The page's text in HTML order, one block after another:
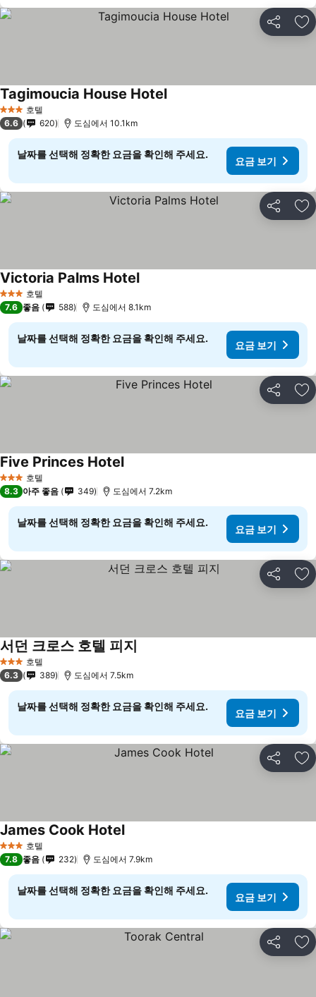
공유 즐
3 성급 호텔
Tagimoucia House Hotel
6.6 620 도심에서 10.1km
날짜를 선택해 정확한 요금을 확인해 주세요.
요금 보기
공유 즐
3 성급 호텔
Victoria Palms Hotel
7.6 좋음 588 도심에서 8.1km
날짜를 선택해 정확한 요금을 확인해 주세요.
요금 보기
공유 즐
3 성급 호텔
Five Princes Hotel
8.3 아주 좋음 349 도심에서 7.2km
날짜를 선택해 정확한 요금을 확인해 주세요.
요금 보기
공유 즐
3 성급 호텔
서던 크로스 호텔 피지
6.3 389 도심에서 7.5km
날짜를 선택해 정확한 요금을 확인해 주세요.
요금 보기
공유 즐
3 성급 호텔
James Cook Hotel
7.8 좋음 232 도심에서 7.9km
날짜를 선택해 정확한 요금을 확인해 주세요.
요금 보기
공유 즐